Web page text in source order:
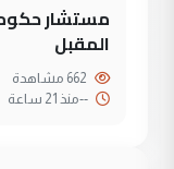
مستشار
المقبل
--منذ 21 ساعة